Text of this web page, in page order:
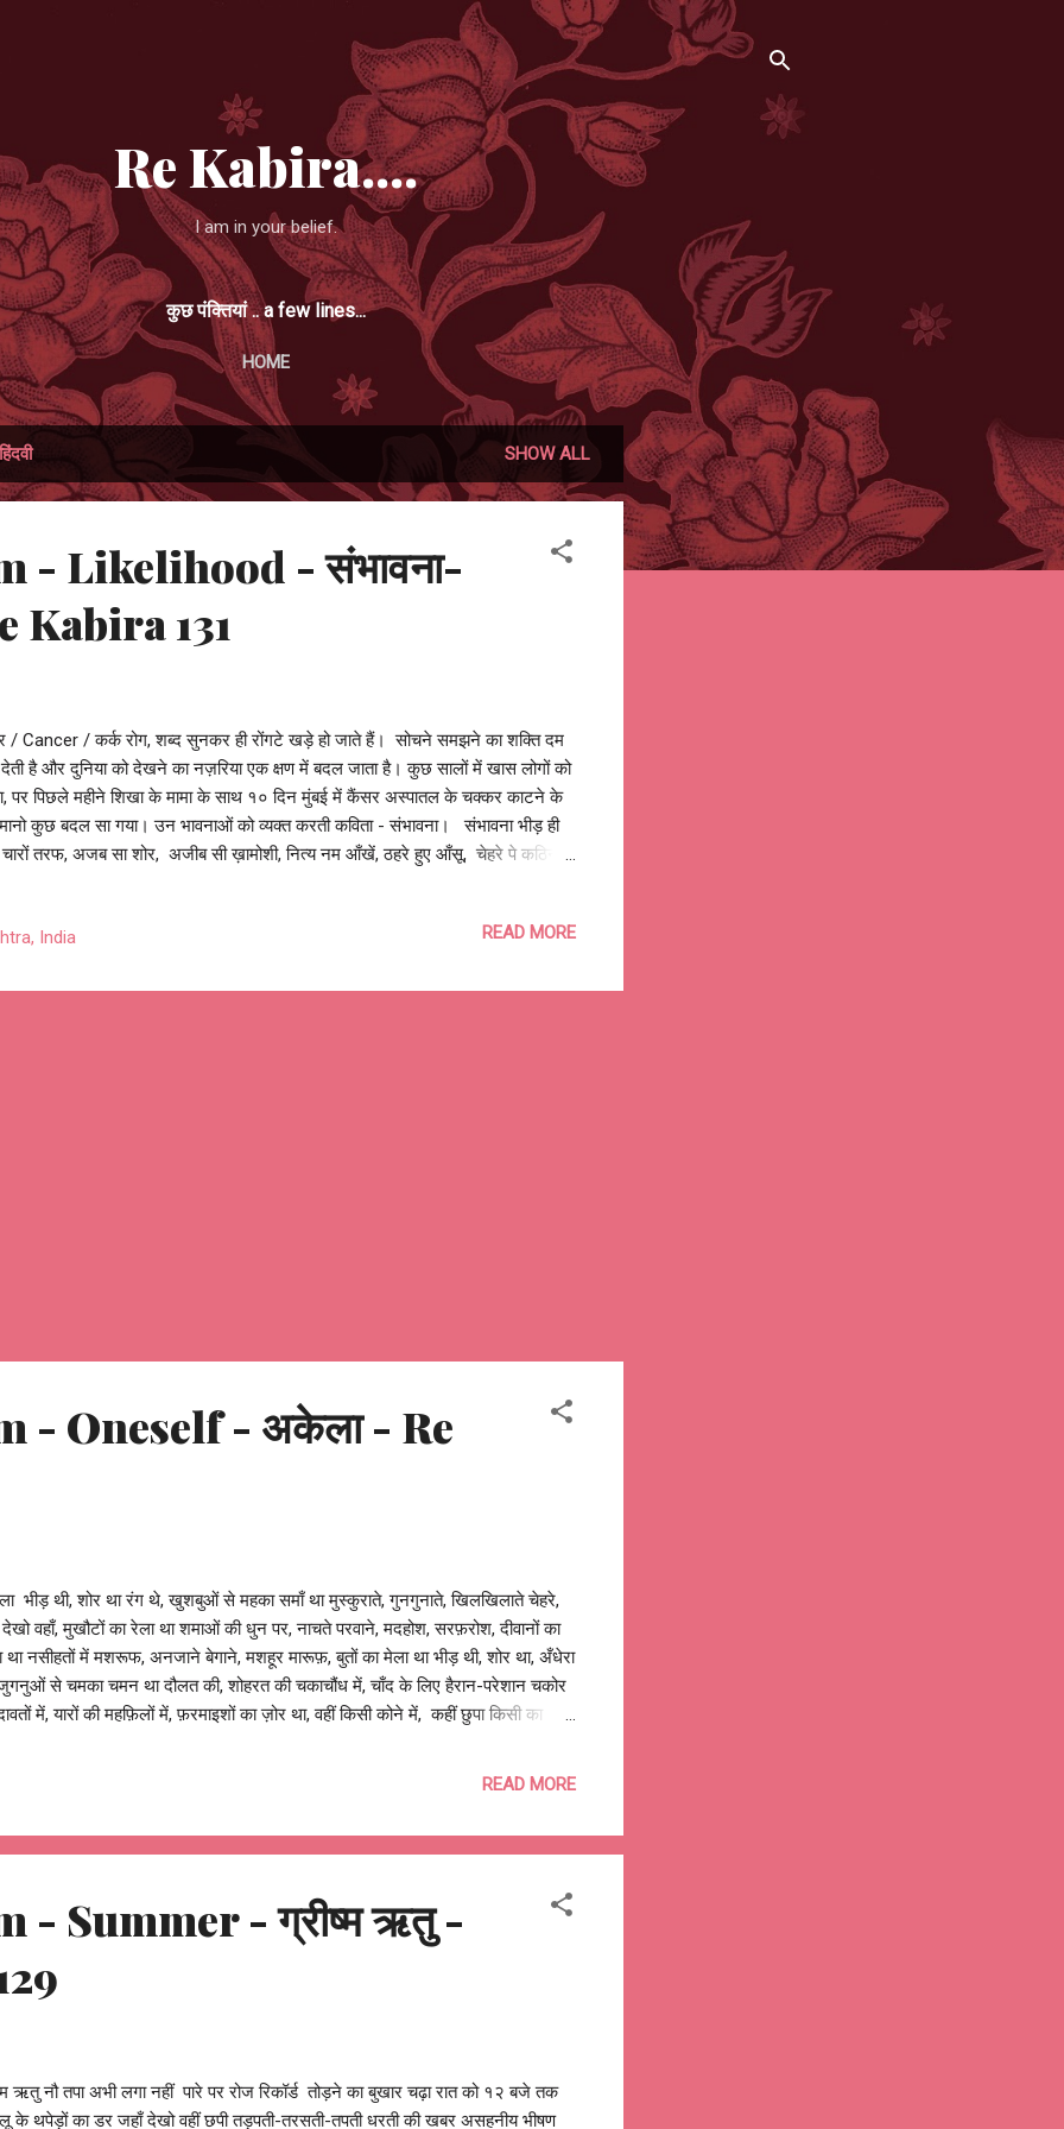
Re Kabira....
I am in your belief.
कुछ पंक्तियां .. a few lines...
HOME
हिंदवी SHOW ALL
- Likelihood - संभावना-
Kabira 131
/ Cancer / कर्क रोग, शब्द सुनकर ही रोंगटे खड़े हो जाते हैं। सोचने समझने का शक्ति दम
है और दुनिया को देखने का नज़रिया एक क्षण में बदल जाता है। कुछ सालों में खास लोगों को
पर पिछले महीने शिखा के मामा के साथ १० दिन मुंबई में कैंसर अस्पातल के चक्कर काटने के
कुछ बदल सा गया। उन भावनाओं को व्यक्त करती कविता - संभावना। संभावना भीड़ ही
चारों तरफ, अजब सा शोर, अजीब सी ख़ामोशी, नित्य नम आँखें, ठहरे हुए आँसू, चेहरे पे कठिन
भीड़ में वो लोग, कहीं नहीं जा पा रहे हैं... उदासी ही उदासी चारों तरफ, ये इतना दुःख कैसे हैं
चुबती नलियाँ क्यों हैं, कहाँ समझते, काँपते हाथ पिता के, बेटे की व्हीलचेयर को धकेलते, बेटी पिता
India READ MORE
- Oneself - अकेला - Re
भीड़ थी, शोर था रंग थे, खुशबुओं से महका समाँ था मुस्कुराते, गुनगुनाते, खिलखिलाते चेहरे,
वहाँ, मुखौटों का रेला था शमाओं की धुन पर, नाचते परवाने, मदहोश, सरफ़रोश, दीवानों का
नसीहतों में मशरूफ, अनजाने बेगाने, मशहूर मारूफ़, बुतों का मेला था भीड़ थी, शोर था, अँधेरा
से चमका चमन था दौलत की, शोहरत की चकाचौंध में, चाँद के लिए हैरान-परेशान चकोर
में, यारों की महफ़िलों में, फ़रमाइशों का ज़ोर था, वहीं किसी कोने में, कहीं छुपा किसी का
के खेल में, कोई नज़रें चुराता, कोई छुपाता तो कोई नज़रें मिलाता, कोई बार-बार खो जाता, गुम हो
में, ख़्यालों में, लगा खोया था, पर असल में आँखें खोल, वो सोया था, अनजानों में, बेगानों में, पहचान
READ MORE
- Summer - ग्रीष्म ऋतु -
ऋतु नौ तपा अभी लगा नहीं पारे पर रोज रिकॉर्ड तोड़ने का बुखार चढ़ा रात को १२ बजे तक
के थपेड़ों का डर जहाँ देखो वहीं छपी तड़पती-तरसती-तपती धरती की खबर असहनीय भीषण